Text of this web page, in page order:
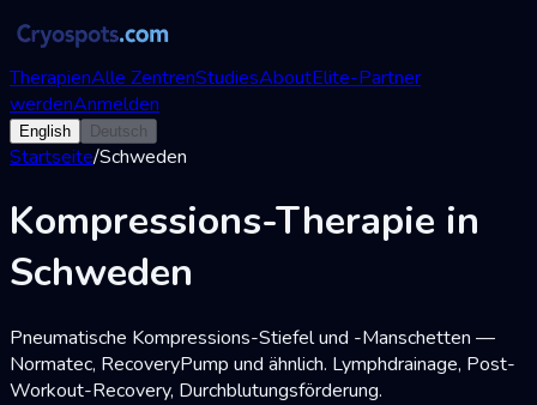
TherapienAlle ZentrenStudiesAboutElite-Partner
werdenAnmelden
English Deutsch
Startseite/Schweden
Kompressions-Therapie in
Schweden
Pneumatische Kompressions-Stiefel und -Manschetten —
Normatec, RecoveryPump und ähnlich. Lymphdrainage, Post-
Workout-Recovery, Durchblutungsförderung.